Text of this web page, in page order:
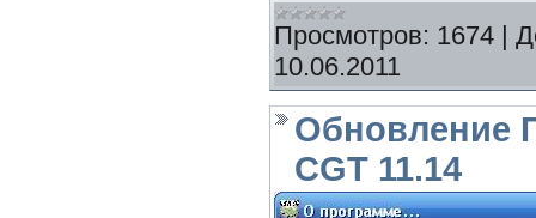
Просмотров: 1674 |
10.06.2011
Обновление
CGT 11.14